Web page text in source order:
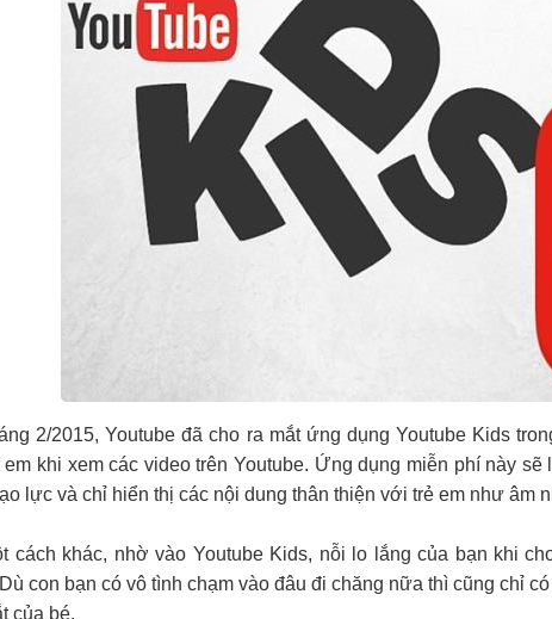
2/2015, Youtube đã cho ra mắt ứng dụng Youtube Kids
em khi xem các video trên Youtube. Ứng dụng miễn phí này
lực và chỉ hiển thị các nội dung thân thiện với trẻ em như âm
cách khác, nhờ vào Youtube Kids, nỗi lo lắng của bạn khi
con bạn có vô tình chạm vào đâu đi chăng nữa thì cũng chỉ
của bé.